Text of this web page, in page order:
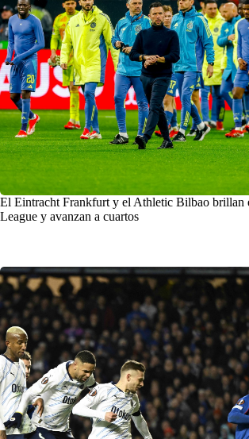
El Eintracht Frankfurt y el Athletic Bilbao brillan
League y avanzan a cuartos